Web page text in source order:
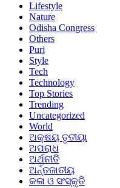
Lifestyle
Nature
Odisha Congress
Others
Puri
Style
Tech
Technology
Top Stories
Trending
Uncategorized
World
ଅକ୍ଷୟ ତୃତୀୟା
ଅପରାଧ
ଅର୍ଥନୀତି
ଅର୍ନ୍ତଜାତୀୟ
କଳା ଓ ସଂସ୍କୃତି